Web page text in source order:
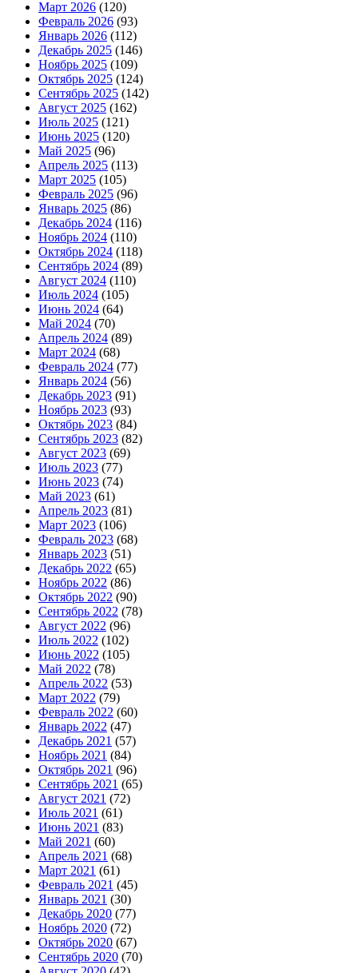
Март 2026 (120)
Февраль 2026 (93)
Январь 2026 (112)
Декабрь 2025 (146)
Ноябрь 2025 (109)
Октябрь 2025 (124)
Сентябрь 2025 (142)
Август 2025 (162)
Июль 2025 (121)
Июнь 2025 (120)
Май 2025 (96)
Апрель 2025 (113)
Март 2025 (105)
Февраль 2025 (96)
Январь 2025 (86)
Декабрь 2024 (116)
Ноябрь 2024 (110)
Октябрь 2024 (118)
Сентябрь 2024 (89)
Август 2024 (110)
Июль 2024 (105)
Июнь 2024 (64)
Май 2024 (70)
Апрель 2024 (89)
Март 2024 (68)
Февраль 2024 (77)
Январь 2024 (56)
Декабрь 2023 (91)
Ноябрь 2023 (93)
Октябрь 2023 (84)
Сентябрь 2023 (82)
Август 2023 (69)
Июль 2023 (77)
Июнь 2023 (74)
Май 2023 (61)
Апрель 2023 (81)
Март 2023 (106)
Февраль 2023 (68)
Январь 2023 (51)
Декабрь 2022 (65)
Ноябрь 2022 (86)
Октябрь 2022 (90)
Сентябрь 2022 (78)
Август 2022 (96)
Июль 2022 (102)
Июнь 2022 (105)
Май 2022 (78)
Апрель 2022 (53)
Март 2022 (79)
Февраль 2022 (60)
Январь 2022 (47)
Декабрь 2021 (57)
Ноябрь 2021 (84)
Октябрь 2021 (96)
Сентябрь 2021 (65)
Август 2021 (72)
Июль 2021 (61)
Июнь 2021 (83)
Май 2021 (60)
Апрель 2021 (68)
Март 2021 (61)
Февраль 2021 (45)
Январь 2021 (30)
Декабрь 2020 (77)
Ноябрь 2020 (72)
Октябрь 2020 (67)
Сентябрь 2020 (70)